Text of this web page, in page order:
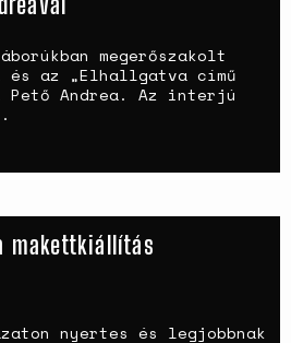
megerőszakolt
és az „Elhallgatva című
Andrea. Az interjú
makettkiállítás
nyertes és legjobbnak